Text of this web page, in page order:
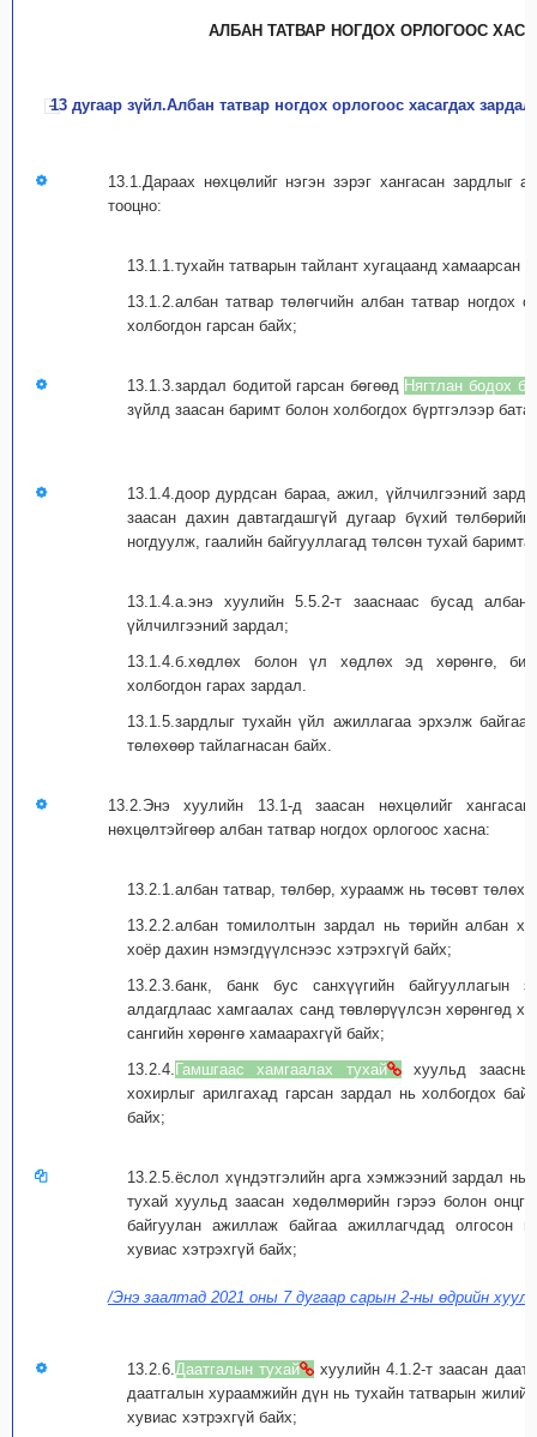
АЛБАН ТАТВАР НОГДОХ ОРЛОГООС
13 дугаар зүйл.Албан татвар ногдох орлогоос хасагдах
13.1.Дараах нөхцөлийг нэгэн зэрэг хангасан зардлыг
тооцно:
13.1.1.тухайн татварын тайлант хугацаанд хамаарсан
13.1.2.албан татвар төлөгчийн албан татвар ногдох
холбогдон гарсан байх;
13.1.3.зардал бодитой гарсан бөгөөд Нягтлан бодох
зүйлд заасан баримт болон холбогдох бүртгэлээр
13.1.4.доор дурдсан бараа, ажил, үйлчилгээний
заасан дахин давтагдашгүй дугаар бүхий
ногдуулж, гаалийн байгууллагад төлсөн тухай
13.1.4.а.энэ хуулийн 5.5.2-т зааснаас бусад
үйлчилгээний зардал;
13.1.4.б.хөдлөх болон үл хөдлөх эд хөрөнгө,
холбогдон гарах зардал.
13.1.5.зардлыг тухайн үйл ажиллагаа эрхэлж байгаа
төлөхөөр тайлагнасан байх.
13.2.Энэ хуулийн 13.1-д заасан нөхцөлийг
нөхцөлтэйгөөр албан татвар ногдох орлогоос хасна:
13.2.1.албан татвар, төлбөр, хураамж нь төсөвт
13.2.2.албан томилолтын зардал нь төрийн албан
хоёр дахин нэмэгдүүлснээс хэтрэхгүй байх;
13.2.3.банк, банк бус санхүүгийн байгууллагын
алдагдлаас хамгаалах санд төвлөрүүлсэн хөрөнгөд
сангийн хөрөнгө хамаарахгүй байх;
13.2.4. Гамшгаас хамгаалах тухай
хуульд заасны
хохирлыг арилгахад гарсан зардал нь холбогдох
байх;
13.2.5.ёслол хүндэтгэлийн арга хэмжээний зардал
тухай хуульд заасан хөдөлмөрийн гэрээ болон
байгуулан ажиллаж байгаа ажиллагчдад олгосон
хувиас хэтрэхгүй байх;
/Энэ заалтад 2021 оны 7 дугаар сарын 2-ны өдрийн
13.2.6.Даатгалын тухай
хуулийн 4.1.2-т заасан
даатгалын хураамжийн дүн нь тухайн татварын
хувиас хэтрэхгүй байх;